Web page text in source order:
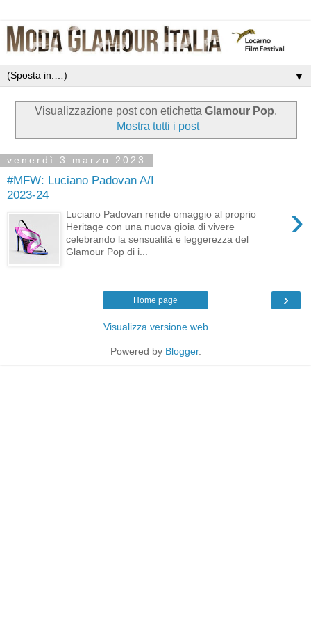
▼
Visualizzazione post con etichetta Glamour Pop.
Mostra tutti i post
venerdì 3 marzo 2023
#MFW: Luciano Padovan A/I
2023-24
›
Luciano Padovan rende omaggio al proprio
Heritage con una nuova gioia di vivere
celebrando la sensualità e leggerezza del
Glamour Pop di i...
›
Home page
Visualizza versione web
Powered by Blogger.